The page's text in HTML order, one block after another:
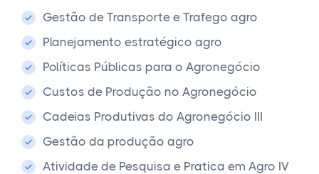
Gestão de Transporte e Trafego agro
Planejamento estratégico agro
Políticas Públicas para o Agronegócio
Custos de Produção no Agronegócio
Cadeias Produtivas do Agronegócio III
Gestão da produção agro
Atividade de Pesquisa e Pratica em Agro IV